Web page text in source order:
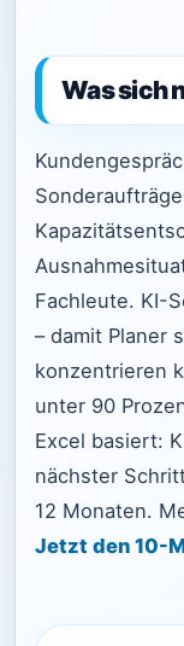
Was sich
Fachleute. KI-
– damit Planer
konzentrieren
unter 90
Excel basiert:
nächster
12 Monaten.
Jetzt den 10-